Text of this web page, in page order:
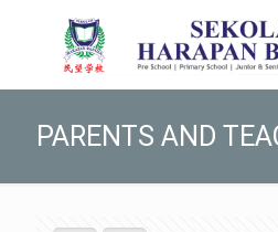
PARENTS AND